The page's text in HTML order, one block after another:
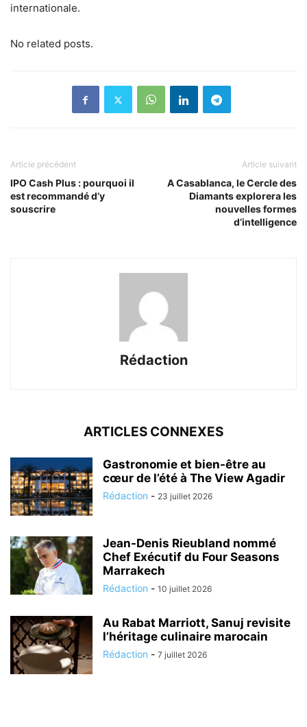
internationale.
No related posts.
Article précédent
IPO Cash Plus : pourquoi il
est recommandé d’y
souscrire
Article suivant
A Casablanca, le Cercle des
Diamants explorera les
nouvelles formes
d’intelligence
Rédaction
ARTICLES CONNEXES
Gastronomie et bien-être au
cœur de l’été à The View Agadir
Rédaction - 23 juillet 2026
Jean-Denis Rieubland nommé
Chef Exécutif du Four Seasons
Marrakech
Rédaction - 10 juillet 2026
Au Rabat Marriott, Sanuj revisite
l’héritage culinaire marocain
Rédaction - 7 juillet 2026